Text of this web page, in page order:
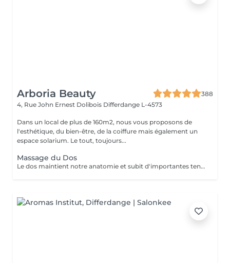
Arboria Beauty
388
4, Rue John Ernest Dolibois Differdange L-4573
Dans un local de plus de 160m2, nous vous proposons de
l'esthétique, du bien-être, de la coiffure mais également un
espace solarium. Le tout, toujours...
Massage du Dos
Le dos maintient notre anatomie et subit d'importantes tensions liées au stress, à la fatigue, au froid, aux mauvaises positions... Le massage du dos permet de dénouer les tensions, détendre les muscles, soulage les courbatures et les contractions. Le massage du dos est une véritable source de bien être et de détente. Il a un effet bénéfique de façon locale mais aussi sur la détente générale. Senteurs aux choix: Fleur de Tiaré, Thé vert Jasmin, Rose Litchi, Cédra Passion